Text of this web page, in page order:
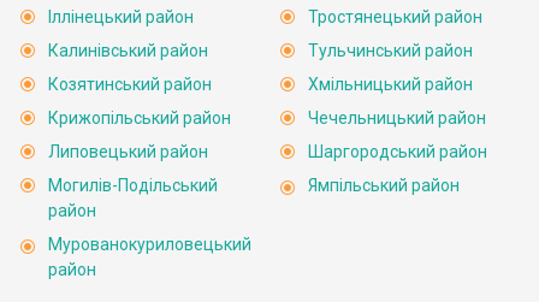
Іллінецький район
Калинівський район
Козятинський район
Крижопільський район
Липовецький район
Могилів-Подільський
район
Мурованокуриловецький
район
Тростянецький район
Тульчинський район
Хмільницький район
Чечельницький район
Шаргородський район
Ямпільський район